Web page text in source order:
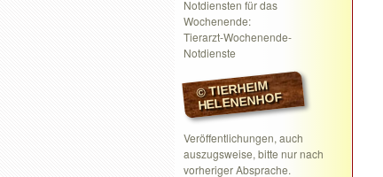
Notdiensten für das
Wochenende:
Tierarzt-Wochenende-
Notdienste
© TIERHEIM
HELENENHOF
Veröffentlichungen, auch
auszugsweise, bitte nur nach
vorheriger Absprache.